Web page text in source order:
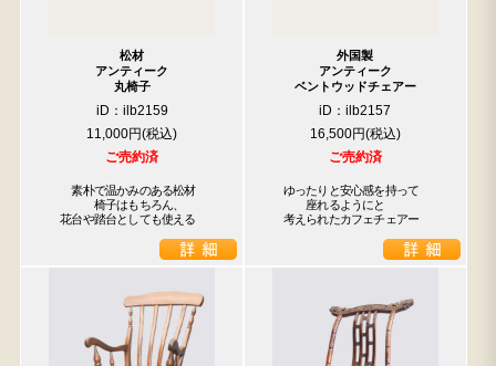
松材
アンティーク
丸椅子
iD：ilb2159
11,000円
ご売約済
素朴で温かみのある松材
椅子はもちろん、
花台や踏台としても使える
外国製
アンティーク
ベントウッドチェアー
iD：ilb2157
16,500円
ご売約済
ゆったりと安心感を持って
座れるようにと
考えられたカフェチェアー